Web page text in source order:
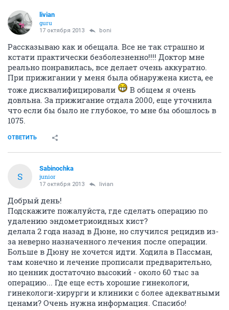
livian
guru
17 октября 2013 boni
Рассказываю как и обещала. Все не так страшно и
кстати практически безболезненно!!!! Доктор мне
реально понравилась, все делает очень аккуратно.
При прижигании у меня была обнаружена киста, ее
тоже дисквалифицировали
В общем я очень
довльна. За прижигание отдала 2000, еще уточнила
что если бы было не глубокое, то мне бы обошлось в
1075.
ОТВЕТИТЬ
S
Sabinochka
junior
17 октября 2013 livian
Добрый день!
Подскажите пожалуйста, где сделать операцию по
удалению эндометриоидных кист?
делала 2 года назад в Дюне, но случился рецидив из-
за неверно назначенного лечения после операции.
Больше в Дюну не хочется идти. Ходила в Пассман,
там конечно и лечение прописали предварительно,
но ценник достаточно высокий - около 60 тыс за
операцию... Где еще есть хорошие гинекологи,
гинекологи-хирурги и клиники с более адекватными
ценами? Очень нужна информация. Спасибо!